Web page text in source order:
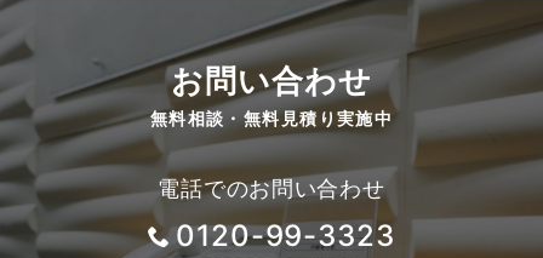
お問い合わせ
無料相談・無料見積り実施中
電話でのお問い合わせ
0120-99-3323